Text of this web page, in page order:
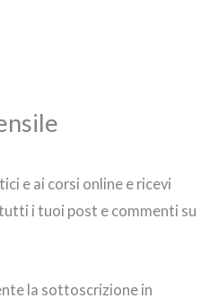
e ai corsi online e ricevi
i tuoi post e commenti su
la sottoscrizione in